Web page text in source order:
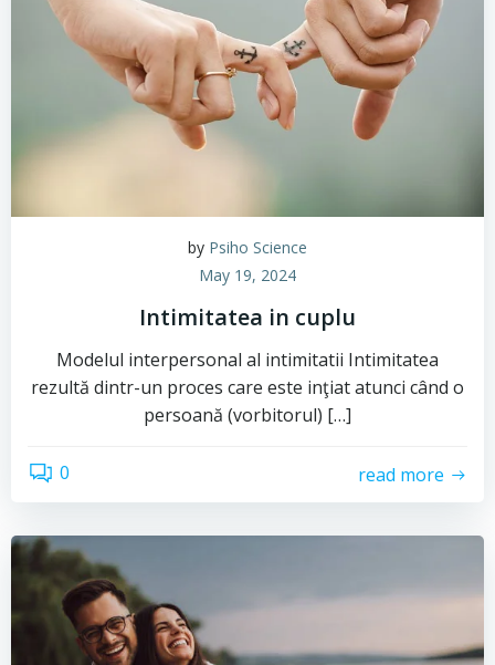
by Psiho Science
May 19, 2024
Intimitatea in cuplu
Modelul interpersonal al intimitatii Intimitatea
rezultă dintr-un proces care este inţiat atunci când o
persoană (vorbitorul) […]
0 read more